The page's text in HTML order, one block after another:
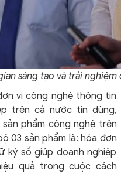
sáng tạo và trải nghiệm
vị công nghệ thông tin
trên cả nước tin dùng,
phẩm công nghệ trên
03 sản phẩm là: hóa đơn
ký số giúp doanh nghiệp
quả trong cuộc cách